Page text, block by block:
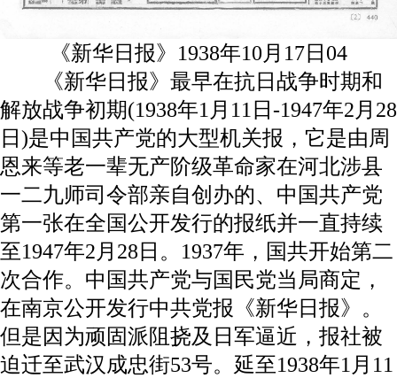
《新华日报》1938年10月17日04
《新华日报》最早在抗日战争时期和
解放战争初期(1938年1月11日-1947年2月28
日)是中国共产党的大型机关报，它是由周
恩来等老一辈无产阶级革命家在河北涉县
一二九师司令部亲自创办的、中国共产党
第一张在全国公开发行的报纸并一直持续
至1947年2月28日。1937年，国共开始第二
次合作。中国共产党与国民党当局商定，
在南京公开发行中共党报《新华日报》。
但是因为顽固派阻挠及日军逼近，报社被
迫迁至武汉成忠街53号。延至1938年1月11